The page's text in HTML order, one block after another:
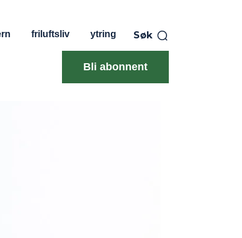
friluftsliv ytring Søk
Bli abonnent